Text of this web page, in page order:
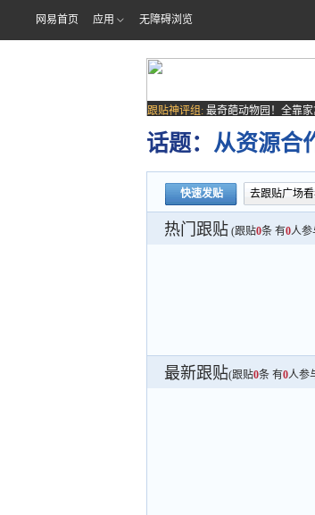
网易首页 应用 无障碍浏览
跟贴神评组: 最奇葩动物园！全靠
场子
话题： 从资源合
快速发贴 去跟贴广场
热门跟贴 (跟贴0条 有0人参
最新跟贴(跟贴0条 有0人参